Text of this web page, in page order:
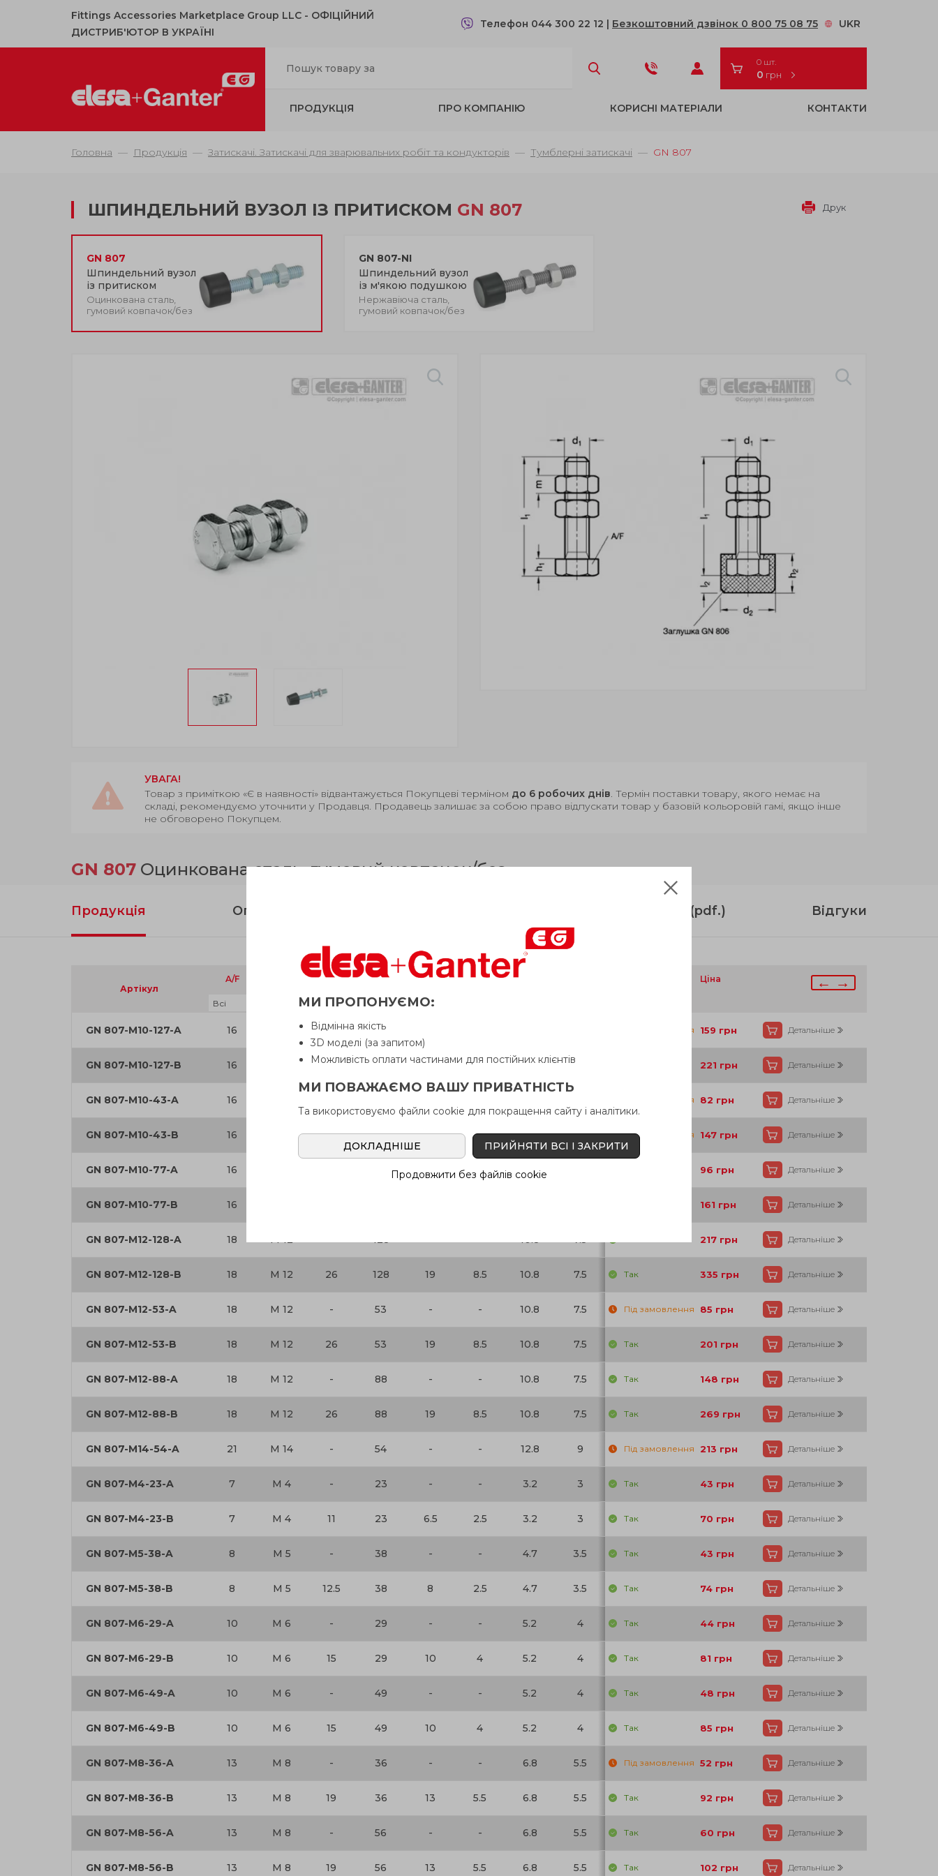
Fittings Accessories Marketplace Group LLC - OФІЦІЙНИЙ
ДИСТРИБ'ЮТОР В УКРАЇНІ
Телефон 044 300 22 12 | Безкоштовний дзвінок 0 800 75 08 75 UKR
0 шт.
0 грн
ПРОДУКЦІЯ ПРО КОМПАНІЮ КОРИСНІ МАТЕРІАЛИ КОНТАКТИ
Головна Продукція Затискачі. Затискачі для зварювальних робіт та кондукторів Тумблерні затискачі GN 807
ШПИНДЕЛЬНИЙ ВУЗОЛ ІЗ ПРИТИСКОМ GN 807 Друк
GN 807
Шпиндельний вузол
із притиском
Оцинкована сталь,
гумовий ковпачок/без
GN 807-NI
Шпиндельний вузол
із м'якою подушкою
Нержавіюча сталь,
гумовий ковпачок/без
УВАГА!
Товар з приміткою «Є в наявності» відвантажується Покупцеві терміном до 6 робочих днів. Термін поставки товару, якого немає на
складі, рекомендуємо уточнити у Продавця. Продавець залишає за собою право відпускати товар у базовій кольоровій гамі, якщо інше
не обговорено Покупцем.
GN 807 Оцинкована сталь, гумовий ковпачок/без
Продукція Опис Інструкція (pdf.) Відгуки
Артікул
A/F d l h Ціна ← →
GN 807-M10-127-A 16 - 127 Під замовлення 159 грн Детальніше
GN 807-M10-127-B 16 24 127 16 7 8.4 6.5 221 грн Детальніше
GN 807-M10-43-A 16 Під замовлення 82 грн Детальніше
GN 807-M10-43-B 16 24 43 16 7 8.4 6.5 Під замовлення 147 грн Детальніше
GN 807-M10-77-A 16 - - 8.4 96 грн Детальніше
GN 807-M10-77-B 16 161 грн Детальніше
GN 807-M12-128-A 18 M 12 - 128 - - 10.8 7.5 217 грн Детальніше
GN 807-M12-128-B 18 M 12 26 128 19 8.5 10.8 7.5 Так 335 грн Детальніше
GN 807-M12-53-A 18 M 12 - 53 - - 10.8 7.5 Під замовлення 85 грн Детальніше
GN 807-M12-53-B 18 M 12 26 53 19 8.5 10.8 7.5 Так 201 грн Детальніше
GN 807-M12-88-A 18 M 12 - 88 - - 10.8 7.5 Так 148 грн Детальніше
GN 807-M12-88-B 18 M 12 26 88 19 8.5 10.8 7.5 Так 269 грн Детальніше
GN 807-M14-54-A 21 M 14 - 54 - - 12.8 9 Під замовлення 213 грн Детальніше
GN 807-M4-23-A 7 M 4 - 23 - - 3.2 3 Так 43 грн Детальніше
GN 807-M4-23-B 7 M 4 11 23 6.5 2.5 3.2 3 Так 70 грн Детальніше
GN 807-M5-38-A 8 M 5 - 38 - - 4.7 3.5 Так 43 грн Детальніше
GN 807-M5-38-B 8 M 5 12.5 38 8 2.5 4.7 3.5 Так 74 грн Детальніше
GN 807-M6-29-A 10 M 6 - 29 - - 5.2 4 Так 44 грн Детальніше
GN 807-M6-29-B 10 M 6 15 29 10 4 5.2 4 Так 81 грн Детальніше
GN 807-M6-49-A 10 M 6 - 49 - - 5.2 4 Так 48 грн Детальніше
GN 807-M6-49-B 10 M 6 15 49 10 4 5.2 4 Так 85 грн Детальніше
GN 807-M8-36-A 13 M 8 - 36 - - 6.8 5.5 Під замовлення 52 грн Детальніше
GN 807-M8-36-B 13 M 8 19 36 13 5.5 6.8 5.5 Так 92 грн Детальніше
GN 807-M8-56-A 13 M 8 - 56 - - 6.8 5.5 Так 60 грн Детальніше
GN 807-M8-56-B 13 M 8 19 56 13 5.5 6.8 5.5 Так 102 грн Детальніше
МИ ПРОПОНУЄМО:
Відмінна якість
3D моделі (за запитом)
Можливість оплати частинами для постійних клієнтів
МИ ПОВАЖАЄМО ВАШУ ПРИВАТНІСТЬ
Та використовуємо файли cookie для покращення сайту і аналітики.
ДОКЛАДНІШЕ ПРИЙНЯТИ ВСІ І ЗАКРИТИ
Продовжити без файлів cookie